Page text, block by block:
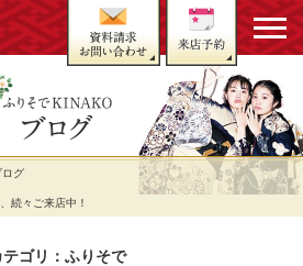
ログ
続々ご来店中！
テゴリ：ふりそで